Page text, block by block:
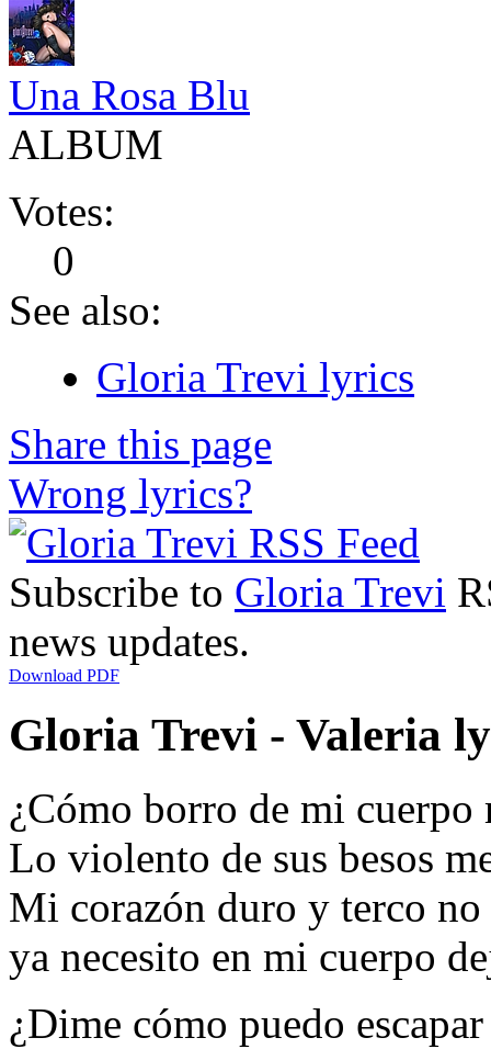
Una Rosa Blu
ALBUM
Votes:
0
See also:
Gloria Trevi lyrics
Share this page
Wrong lyrics?
Subscribe to Gloria Trevi
news updates.
Download PDF
Gloria Trevi - Valeria
¿Cómo borro de mi cuerpo
Lo violento de sus besos
Mi corazón duro y terco no
ya necesito en mi cuerpo
¿Dime cómo puedo